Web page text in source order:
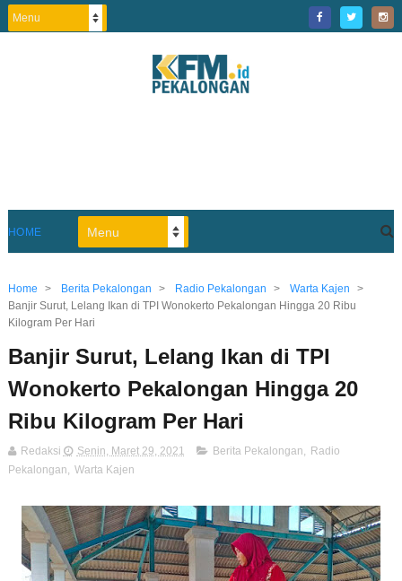
HOME
Home > Berita Pekalongan > Radio Pekalongan > Warta Kajen
>
Banjir Surut, Lelang Ikan di TPI Wonokerto Pekalongan Hingga 20 Ribu
Kilogram Per Hari
Banjir Surut, Lelang Ikan di TPI
Wonokerto Pekalongan Hingga 20
Ribu Kilogram Per Hari
Redaksi Senin, Maret 29, 2021 Berita Pekalongan, Radio
Pekalongan, Warta Kajen